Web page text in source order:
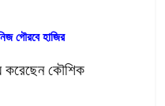
গৌরবে হাজির
করেছেন কৌশিক